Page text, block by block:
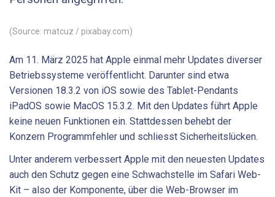
(Source: matcuz / pixabay.com)
Am 11. März 2025 hat Apple einmal mehr Updates diverser
Betriebssysteme veröffentlicht. Darunter sind etwa
Versionen 18.3.2 von iOS sowie des Tablet-Pendants
iPadOS sowie MacOS 15.3.2. Mit den Updates führt Apple
keine neuen Funktionen ein. Stattdessen behebt der
Konzern Programmfehler und schliesst Sicherheitslücken.
Unter anderem verbessert Apple mit den neuesten Updates
auch den Schutz gegen eine Schwachstelle im Safari Web-
Kit – also der Komponente, über die Web-Browser im